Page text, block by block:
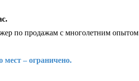
по продажам с многолетним опытом
мест – ограничено.